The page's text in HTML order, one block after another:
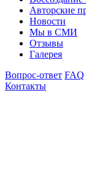
Авторские
Новости
Мы в СМИ
Отзывы
Галерея
Вопрос-ответ FAQ
Контакты